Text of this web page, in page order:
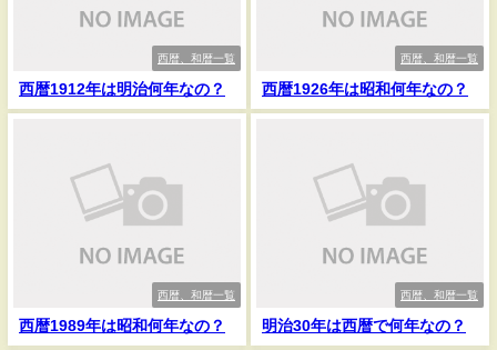
西暦、和暦一覧
西暦1912年は明治何年なの？
西暦、和暦一覧
西暦1926年は昭和何年なの？
西暦、和暦一覧
西暦1989年は昭和何年なの？
西暦、和暦一覧
明治30年は西暦で何年なの？